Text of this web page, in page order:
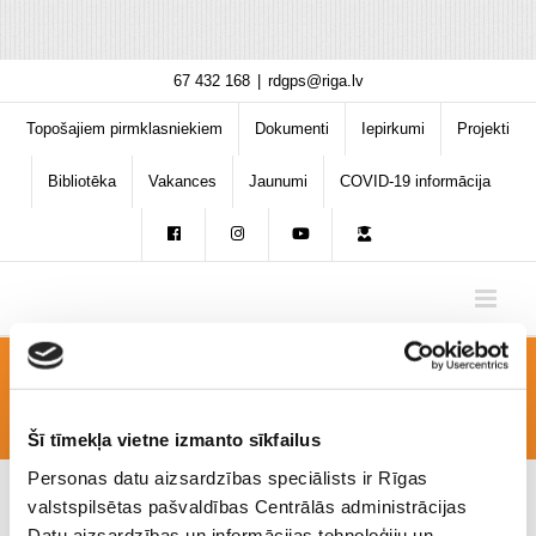
Šī tīmekļa vietne izmanto sīkfailus
Personas datu aizsardzības speciālists ir Rīgas
valstspilsētas pašvaldības Centrālās administrācijas
content
67 432 168 rdgps@riga.lv
Topošajiem pirmklasniekiem Dokumenti Iepirkumi Projekti
Bibliotēka Vakances Jaunumi COVID-19 informācija
DSC02950